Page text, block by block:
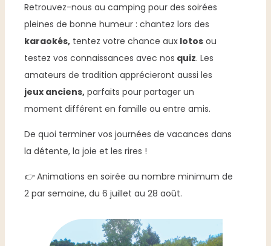
Retrouvez-nous au camping pour des soirées
pleines de bonne humeur : chantez lors des
karaokés, tentez votre chance aux lotos ou
testez vos connaissances avec nos quiz. Les
amateurs de tradition apprécieront aussi les
jeux anciens, parfaits pour partager un
moment différent en famille ou entre amis.
De quoi terminer vos journées de vacances dans
la détente, la joie et les rires !
👉Animations en soirée au nombre minimum de
2 par semaine, du 6 juillet au 28 août.